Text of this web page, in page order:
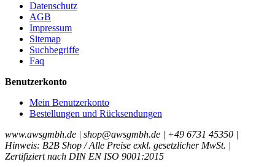
Datenschutz
AGB
Impressum
Sitemap
Suchbegriffe
Faq
Benutzerkonto
Mein Benutzerkonto
Bestellungen und Rücksendungen
www.awsgmbh.de | shop@awsgmbh.de | +49 6731 45350 |
Hinweis: B2B Shop / Alle Preise exkl. gesetzlicher MwSt. |
Zertifiziert nach DIN EN ISO 9001:2015